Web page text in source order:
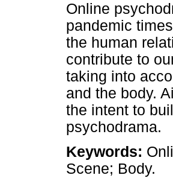
Online
pandemic
the human
contribute to
taking into
and the body.
the intent to
psychodrama.
Keywords:
Scene; Body.